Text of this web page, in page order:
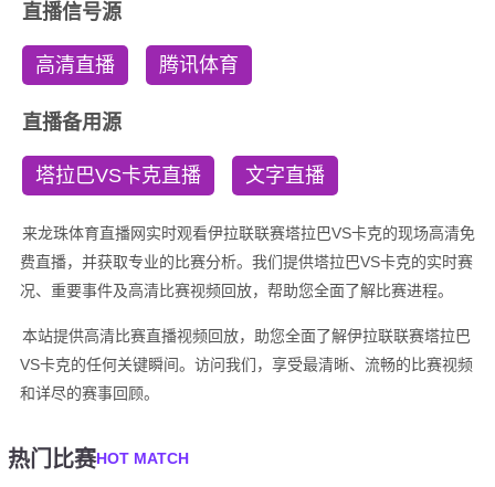
直播信号源
高清直播 腾讯体育
直播备用源
塔拉巴VS卡克直播 文字直播
来龙珠体育直播网实时观看伊拉联联赛塔拉巴VS卡克的现场高清免
费直播，并获取专业的比赛分析。我们提供塔拉巴VS卡克的实时赛
况、重要事件及高清比赛视频回放，帮助您全面了解比赛进程。
本站提供高清比赛直播视频回放，助您全面了解伊拉联联赛塔拉巴
VS卡克的任何关键瞬间。访问我们，享受最清晰、流畅的比赛视频
和详尽的赛事回顾。
热门比赛HOT MATCH